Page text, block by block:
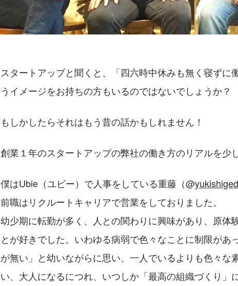
スタートアップと聞くと、「四六時中休みも無く寝ずに
うイメージをお持ちの方もいるのではないでしょうか？
もしかしたらそれはもう昔の話かもしれません！
創業１年のスタートアップの弊社の働き方のリアルを少
僕はUbie（ユビー）で人事をしている重藤（@
前職はリクルートキャリアで営業をしておりました。
幼少期に転勤が多く、人との関わりに興味があり、原体
とが好きでした。いわゆる病弱で色々なことに制限があ
が無い」と幼いながらに思い、一人でいるよりも色々な
い、大人になるにつれ、いつしか「最高の組織づくり」